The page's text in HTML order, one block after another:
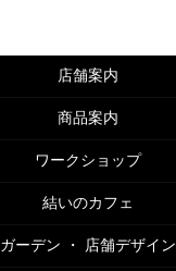
店舗案内
商品案内
ワークショップ
結いのカフェ
ガーデン ・ 店舗デザイン